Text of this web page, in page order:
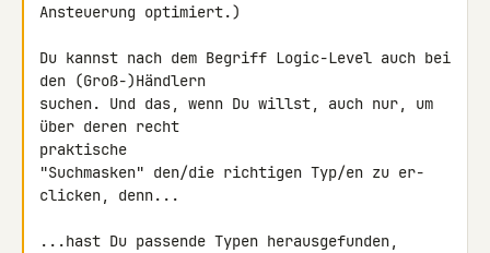
Ansteuerung optimiert.)
Du kannst nach dem Begriff Logic-Level auch bei
den (Groß-)Händlern
suchen. Und das, wenn Du willst, auch nur, um
über deren recht
praktische
"Suchmasken" den/die richtigen Typ/en zu er-
clicken, denn...
...hast Du passende Typen herausgefunden,